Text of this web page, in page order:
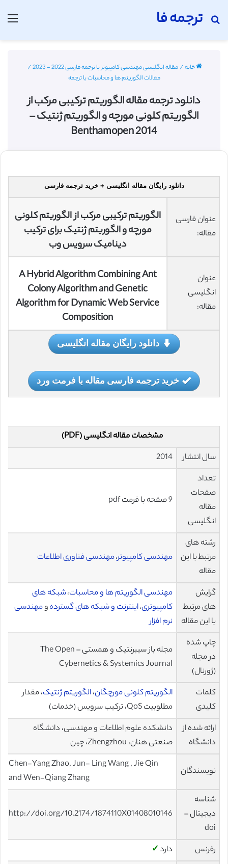
ترجمه فا
جستجو برای
خانه/مقاله انگلیسی مهندسی کامپیوتر با ترجمه فارسی 2022 - 2023
/
مقالات الگوریتم ها و محاسبات با ترجمه
دانلود ترجمه مقاله الگوریتم ترکیبی مرکب از
الگوریتم کلونی مورچه و الگوریتم ژنتیک –
Benthamopen 2014
دانلود رایگان مقاله انگلیسی + خرید ترجمه فارسی
عنوان فارسی
مقاله:
الگوریتم ترکیبی مرکب از الگوریتم کلونی
مورچه و الگوریتم ژنتیک برای ترکیب
دینامیک سرویس وب
عنوان
انگلیسی
مقاله:
A Hybrid Algorithm Combining Ant
Colony Algorithm and Genetic
Algorithm for Dynamic Web Service
Composition
دانلود رایگان مقاله انگلیسی
خرید ترجمه فارسی مقاله با فرمت ورد
مشخصات مقاله انگلیسی (PDF)
سال انتشار
2014
تعداد
صفحات
مقاله
انگلیسی
9 صفحه با فرمت pdf
رشته های
مرتبط با این
مقاله
مهندسی کامپیوتر،مهندسی فناوری اطلاعات
گرایش
های مرتبط
با این مقاله
مهندسی الگوریتم ها و محاسبات،شبکه های
کامپیوتری،اینترنت و شبکه های گستردهومهندسی
نرم افزار
چاپ شده
در مجله
(ژورنال)
مجله باز سیبرنتیک و همستی – The Open
Cybernetics & Systemics Journal
کلمات
کلیدی
الگوریتم کلونی مورچگان،الگوریتم ژنتیک، مقدار
مطلوبیت QoS، ترکیب سرویس (خدمات)
ارائه شده از
دانشگاه
دانشکده علوم اطلاعات و مهندسی، دانشگاه
صنعتی هنان، Zhengzhou، چین
نویسندگان
Chen-Yang Zhao, Jun- Ling Wang , Jie Qin
and Wen-Qiang Zhang
شناسه
دیجیتال –
doi
http://doi.org/10.2174/1874110X01408010146
رفرنس دارد✓